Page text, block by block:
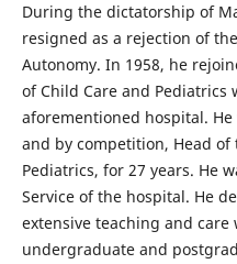
During the dictatorship of
resigned as a rejection of
Autonomy. In 1958, he
of Child Care and
aforementioned hospital.
and by competition, Head
Pediatrics, for 27 years. He
Service of the hospital. He
extensive teaching and care
undergraduate and